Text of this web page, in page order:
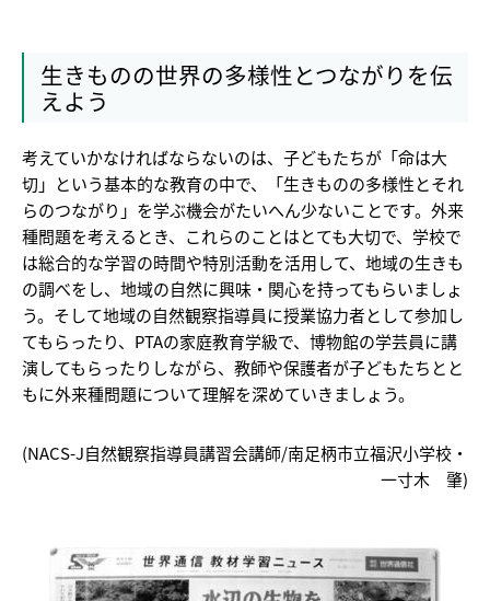
生きものの世界の多様性とつながりを伝
えよう
考えていかなければならないのは、子どもたちが「命は大
切」という基本的な教育の中で、「生きものの多様性とそれ
らのつながり」を学ぶ機会がたいへん少ないことです。外来
種問題を考えるとき、これらのことはとても大切で、学校で
は総合的な学習の時間や特別活動を活用して、地域の生きも
の調べをし、地域の自然に興味・関心を持ってもらいましょ
う。そして地域の自然観察指導員に授業協力者として参加し
てもらったり、PTAの家庭教育学級で、博物館の学芸員に講
演してもらったりしながら、教師や保護者が子どもたちとと
もに外来種問題について理解を深めていきましょう。
(NACS-J自然観察指導員講習会講師/南足柄市立福沢小学校・
一寸木 肇)